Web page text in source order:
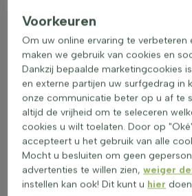
gekweekt, waardoor het een perfecte
Belangrijkste kenmerken
DeVitisis een bladverliezende
bladeren in de lente en zomer, die
naar geel.
De wijnstok draagt in de herfst
druiven, die zowel groen als zwart
Vitis vinifera heeft een
-17,8°C (USDA zone 7a) en vereist
gedraineerde bodem.
De plant gedijt het beste op een
Voorkeuren
Om uw online ervaring te verbeteren
maken we gebruik van cookies en
Dankzij bepaalde marketingcookies
en externe partijen uw surfgedrag in
onze communicatie beter op u af te
altijd de vrijheid om te seleceren
cookies u wilt toelaten. Door op
accepteert u het gebruik van alle
Mocht u besluiten om geen
advertenties te willen zien,weiger
instellen kan ook! Dit kunt u hier